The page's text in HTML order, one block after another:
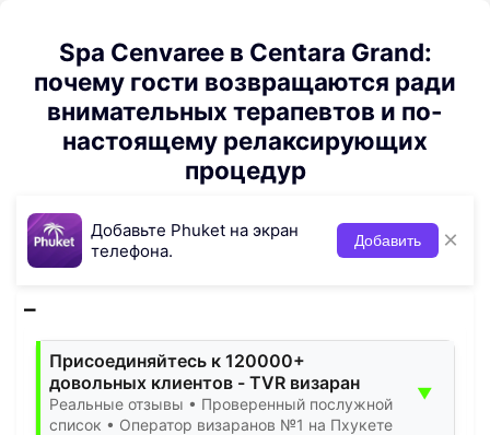
Spa Cenvaree в Centara Grand:
почему гости возвращаются ради
внимательных терапевтов и по-
настоящему релаксирующих
процедур
Добавьте Phuket на экран
телефона.
Добавить ×
Присоединяйтесь к 120000+
довольных клиентов - TVR визаран
Реальные отзывы • Проверенный послужной
список • Оператор визаранов №1 на Пхукете
▼